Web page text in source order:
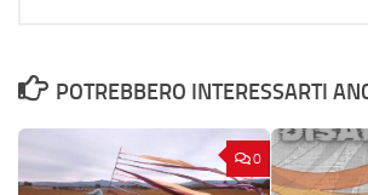
POTREBBERO INTERESSARTI
0